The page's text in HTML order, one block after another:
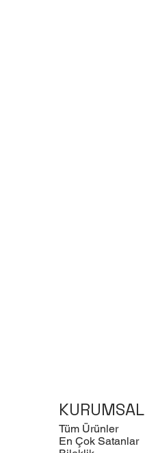
KURUMSAL
Tüm Ürünler
En Çok Satanlar